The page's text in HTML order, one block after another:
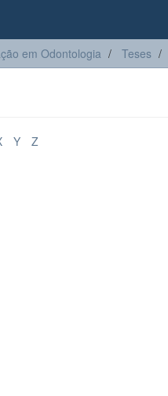
em Odontologia Teses
Y Z